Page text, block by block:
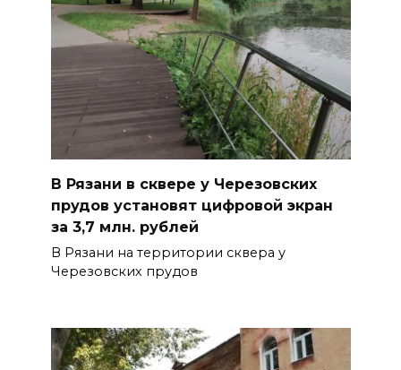
В Рязани в сквере у Черезовских
прудов установят цифровой экран
за 3,7 млн. рублей
В Рязани на территории сквера у
Черезовских прудов